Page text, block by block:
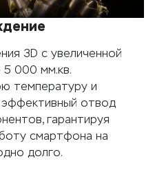
3D с увеличенной
000 мм.кв.
температуру и
отвод
гарантируя
смартфона на
долго.